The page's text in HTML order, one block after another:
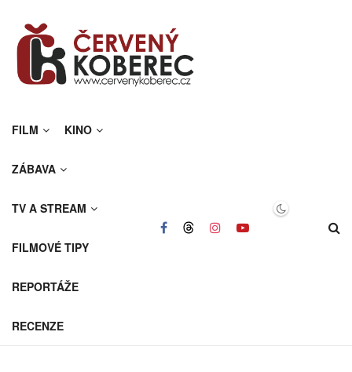
FILM KINO
ZÁBAVA
TV A STREAM
FILMOVÉ TIPY
REPORTÁŽE
RECENZE